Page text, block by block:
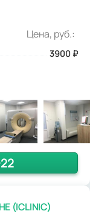
Цена, руб.:
3900 ₽
(ICLINIC)